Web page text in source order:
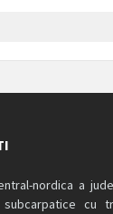
nordica a
cu